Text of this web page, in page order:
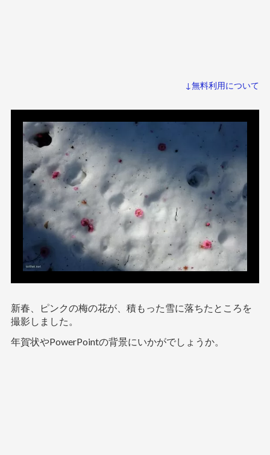
↓無料利用について
新春、ピンクの梅の花が、積もった雪に落ちたところを
撮影しました。
年賀状やPowerPointの背景にいかがでしょうか。